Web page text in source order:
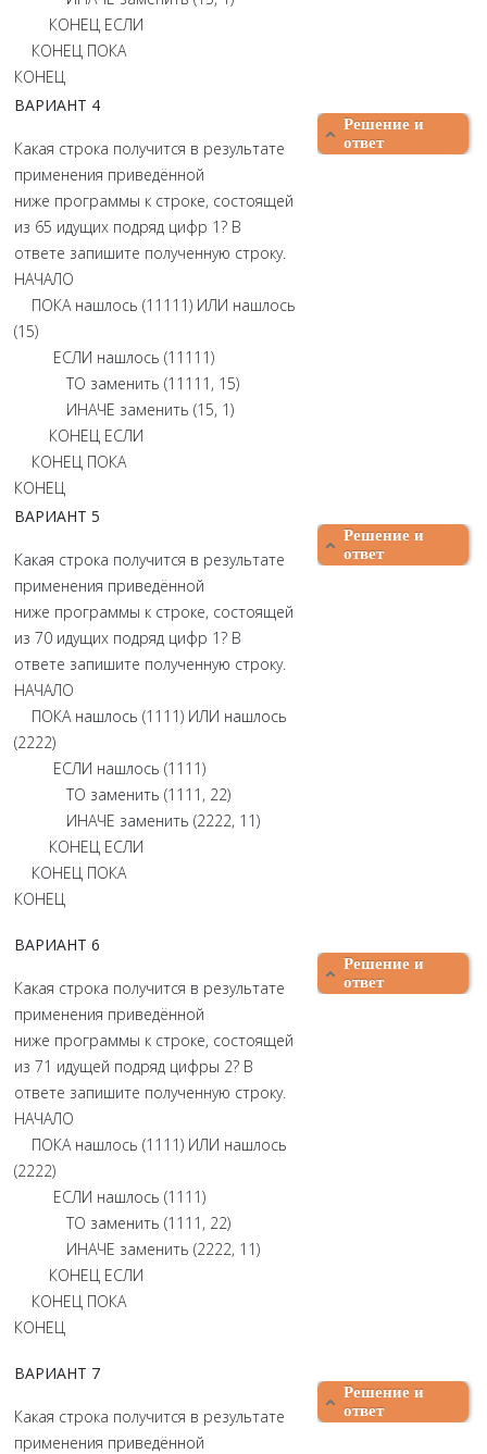
КОНЕЦ ЕСЛИ
КОНЕЦ ПОКА
КОНЕЦ
ВАРИАНТ 4
Какая строка получится в результате
применения приведённой
ниже программы к строке, состоящей
из 65 идущих подряд цифр 1? В
ответе запишите полученную строку.
НАЧАЛО
ПОКА нашлось (11111) ИЛИ нашлось
(15)
ЕСЛИ нашлось (11111)
ТО заменить (11111, 15)
ИНАЧЕ заменить (15, 1)
КОНЕЦ ЕСЛИ
КОНЕЦ ПОКА
КОНЕЦ
Решение и
ответ
ВАРИАНТ 5
Какая строка получится в результате
применения приведённой
ниже программы к строке, состоящей
из 70 идущих подряд цифр 1? В
ответе запишите полученную строку.
НАЧАЛО
ПОКА нашлось (1111) ИЛИ нашлось
(2222)
ЕСЛИ нашлось (1111)
ТО заменить (1111, 22)
ИНАЧЕ заменить (2222, 11)
КОНЕЦ ЕСЛИ
КОНЕЦ ПОКА
КОНЕЦ
Решение и
ответ
ВАРИАНТ 6
Какая строка получится в результате
применения приведённой
ниже программы к строке, состоящей
из 71 идущей подряд цифры 2? В
ответе запишите полученную строку.
НАЧАЛО
ПОКА нашлось (1111) ИЛИ нашлось
(2222)
ЕСЛИ нашлось (1111)
ТО заменить (1111, 22)
ИНАЧЕ заменить (2222, 11)
КОНЕЦ ЕСЛИ
КОНЕЦ ПОКА
КОНЕЦ
Решение и
ответ
ВАРИАНТ 7
Какая строка получится в результате
применения приведённой
Решение и
ответ